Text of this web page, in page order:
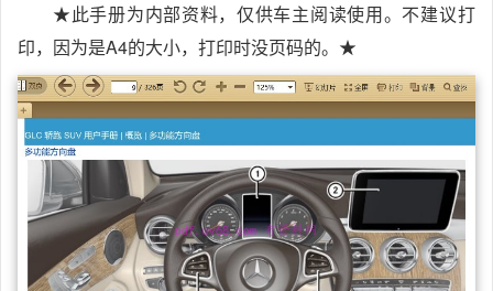
★此手册为内部资料，仅供车主阅读使用。不建议打
印，因为是A4的大小，打印时没页码的。★